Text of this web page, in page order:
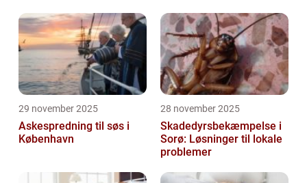
29 november 2025
Askespredning til søs i
København
28 november 2025
Skadedyrsbekæmpelse i
Sorø: Løsninger til lokale
problemer